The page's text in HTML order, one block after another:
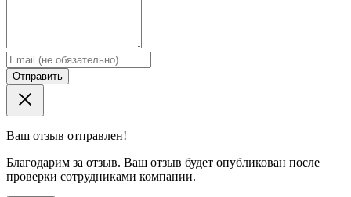
Отправить
Ваш отзыв отправлен!
Благодарим за отзыв. Ваш отзыв будет опубликован после
проверки сотрудниками компании.